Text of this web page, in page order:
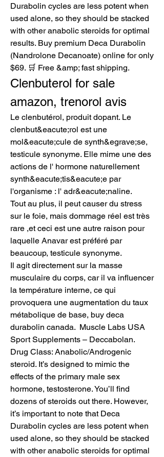
Durabolin cycles are less potent when
used alone, so they should be stacked
with other anabolic steroids for optimal
results. Buy premium Deca Durabolin
(Nandrolone Decanoate) online for only
$69. 🛒 Free &amp; fast shipping.
Clenbuterol for sale
amazon, trenorol avis
Le clenbutérol, produit dopant. Le
clenbut&eacute;rol est une
mol&eacute;cule de synth&egrave;se,
testicule synonyme. Elle mime une des
actions de l' hormone naturellement
synth&eacute;tis&eacute;e par
l'organisme : l' adr&eacute;naline.
Tout au plus, il peut causer du stress
sur le foie, mais dommage réel est très
rare ,et ceci est une autre raison pour
laquelle Anavar est préféré par
beaucoup, testicule synonyme.
Il agit directement sur la masse
musculaire du corps, car il va influencer
la température interne, ce qui
provoquera une augmentation du taux
métabolique de base, buy deca
durabolin canada.  Muscle Labs USA
Sport Supplements – Deccabolan.
Drug Class: Anabolic/Androgenic
steroid. It’s designed to mimic the
effects of the primary male sex
hormone, testosterone. You’ll find
dozens of steroids out there. However,
it’s important to note that Deca
Durabolin cycles are less potent when
used alone, so they should be stacked
with other anabolic steroids for optimal